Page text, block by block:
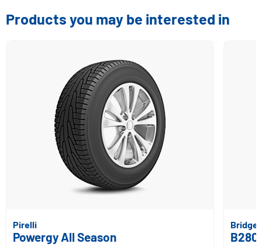
Products you may be interested in
Pirelli
Powergy All Season B280